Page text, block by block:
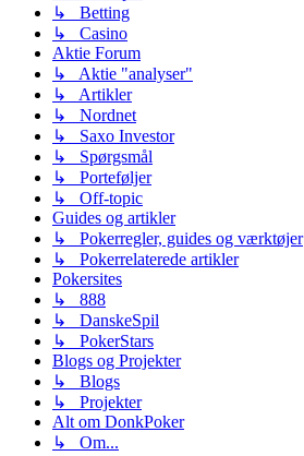
↳ Betting
↳ Casino
Aktie Forum
↳ Aktie "analyser"
↳ Artikler
↳ Nordnet
↳ Saxo Investor
↳ Spørgsmål
↳ Porteføljer
↳ Off-topic
Guides og artikler
↳ Pokerregler, guides og værktøjer
↳ Pokerrelaterede artikler
Pokersites
↳ 888
↳ DanskeSpil
↳ PokerStars
Blogs og Projekter
↳ Blogs
↳ Projekter
Alt om DonkPoker
↳ Om...